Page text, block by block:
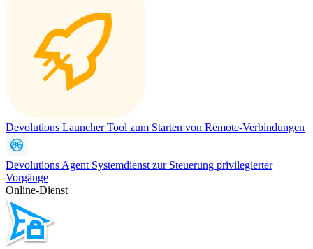
Devolutions LauncherTool zum Starten von Remote-Verbindungen
Devolutions Agent Systemdienst zur Steuerung privilegierter
Vorgänge
Online-Dienst